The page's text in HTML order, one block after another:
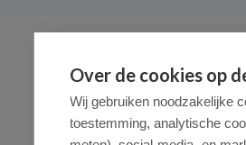
Over de cookies op
Wij gebruiken noodzakelijke
toestemming, analytische